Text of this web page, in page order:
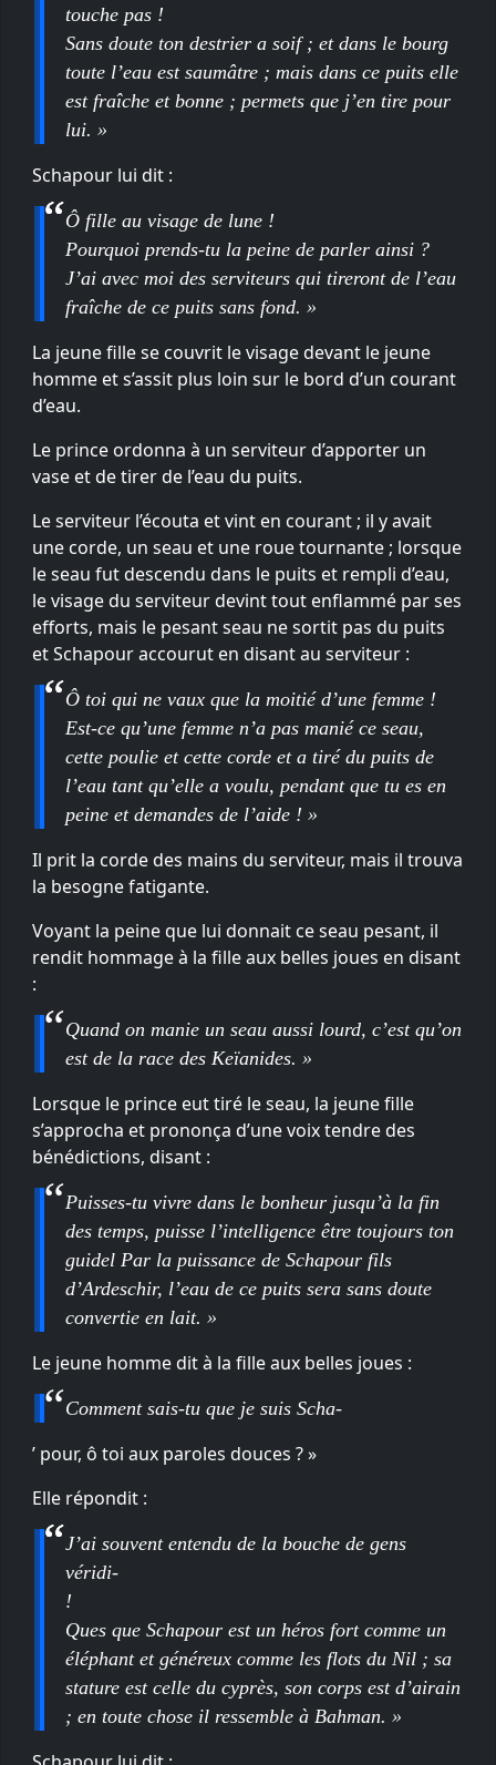
touche pas !
Sans doute ton destrier a soif ; et dans le bourg
toute l’eau est saumâtre ; mais dans ce puits elle
est fraîche et bonne ; permets que j’en tire pour
lui. »
Schapour lui dit :
Ô fille au visage de lune !
Pourquoi prends-tu la peine de parler ainsi ?
J’ai avec moi des serviteurs qui tireront de l’eau
fraîche de ce puits sans fond. »
La jeune fille se couvrit le visage devant le jeune
homme et s’assit plus loin sur le bord d’un courant
d’eau.
Le prince ordonna à un serviteur d’apporter un
vase et de tirer de l’eau du puits.
Le serviteur l’écouta et vint en courant ; il y avait
une corde, un seau et une roue tournante ; lorsque
le seau fut descendu dans le puits et rempli d’eau,
le visage du serviteur devint tout enflammé par ses
efforts, mais le pesant seau ne sortit pas du puits
et Schapour accourut en disant au serviteur :
Ô toi qui ne vaux que la moitié d’une femme !
Est-ce qu’une femme n’a pas manié ce seau,
cette poulie et cette corde et a tiré du puits de
l’eau tant qu’elle a voulu, pendant que tu es en
peine et demandes de l’aide ! »
Il prit la corde des mains du serviteur, mais il trouva
la besogne fatigante.
Voyant la peine que lui donnait ce seau pesant, il
rendit hommage à la fille aux belles joues en disant
:
Quand on manie un seau aussi lourd, c’est qu’on
est de la race des Keïanides. »
Lorsque le prince eut tiré le seau, la jeune fille
s’approcha et prononça d’une voix tendre des
bénédictions, disant :
Puisses-tu vivre dans le bonheur jusqu’à la fin
des temps, puisse l’intelligence être toujours ton
guidel Par la puissance de Schapour fils
d’Ardeschir, l’eau de ce puits sera sans doute
convertie en lait. »
Le jeune homme dit à la fille aux belles joues :
Comment sais-tu que je suis Scha-
’ pour, ô toi aux paroles douces ? »
Elle répondit :
J’ai souvent entendu de la bouche de gens
véridi-
!
Ques que Schapour est un héros fort comme un
éléphant et généreux comme les flots du Nil ; sa
stature est celle du cyprès, son corps est d’airain
; en toute chose il ressemble à Bahman. »